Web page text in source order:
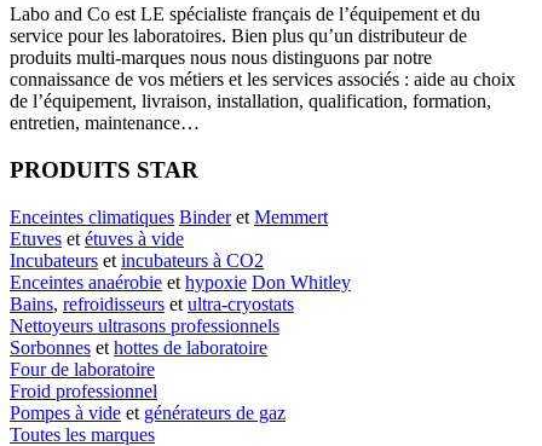
Labo and Co est LE spécialiste français de l’équipement et du
service pour les laboratoires. Bien plus qu’un distributeur de
produits multi-marques nous nous distinguons par notre
connaissance de vos métiers et les services associés : aide au choix
de l’équipement, livraison, installation, qualification, formation,
entretien, maintenance…
PRODUITS STAR
Enceintes climatiques Binderet Memmert
Etuves et étuves à vide
Incubateurs et incubateurs à CO2
Enceintes anaérobie et hypoxie Don Whitley
Bains, refroidisseurs et ultra-cryostats
Nettoyeurs ultrasons professionnels
Sorbonnes et hottes de laboratoire
Four de laboratoire
Froid professionnel
Pompes à vide et générateurs de gaz
Toutes les marques